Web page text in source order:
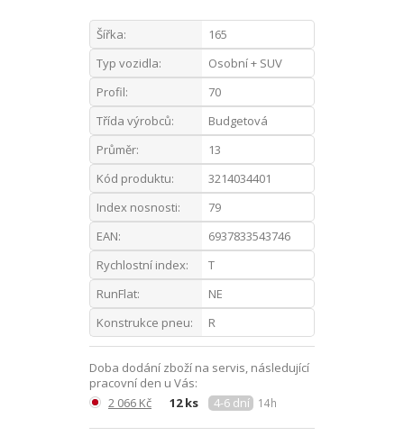
Šířka:
165
Typ vozidla:
Osobní + SUV
Profil:
70
Třída výrobců:
Budgetová
Průměr:
13
Kód produktu:
3214034401
Index nosnosti:
79
EAN:
6937833543746
Rychlostní index:
T
RunFlat:
NE
Konstrukce pneu:
R
Doba dodání zboží na servis, následující
pracovní den u Vás:
2 066 Kč
12 ks 4-6 dní 14h